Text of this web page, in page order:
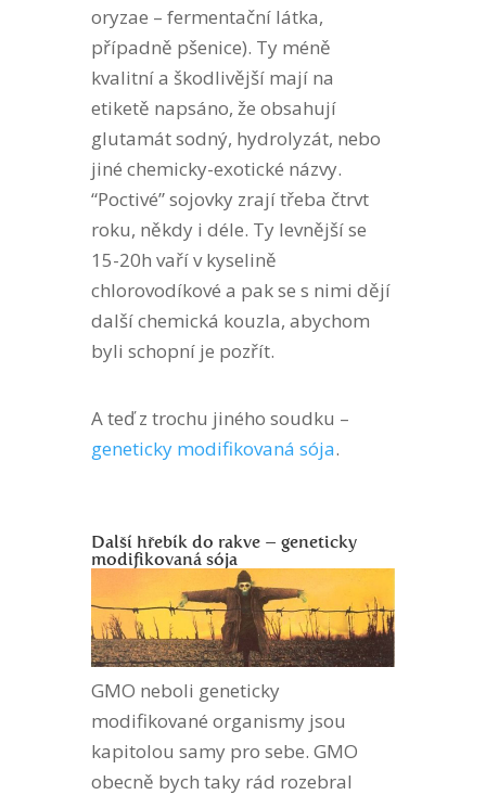
oryzae – fermentační látka,
případně pšenice). Ty méně
kvalitní a škodlivější mají na
etiketě napsáno, že obsahují
glutamát sodný, hydrolyzát, nebo
jiné chemicky-exotické názvy.
“Poctivé” sojovky zrají třeba čtrvt
roku, někdy i déle. Ty levnější se
15-20h vaří v kyselině
chlorovodíkové a pak se s nimi dějí
další chemická kouzla, abychom
byli schopní je pozřít.
A teď z trochu jiného soudku –
geneticky modifikovaná sója.
Další hřebík do rakve – geneticky
modifikovaná sója
GMO neboli geneticky
modifikované organismy jsou
kapitolou samy pro sebe. GMO
obecně bych taky rád rozebral